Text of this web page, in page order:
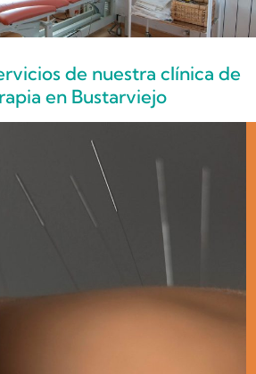
de nuestra clínica de
en Bustarviejo